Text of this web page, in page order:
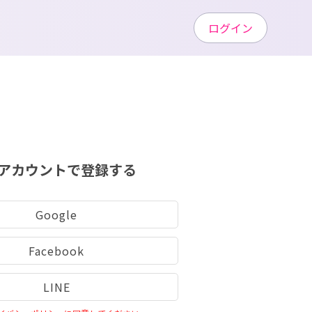
カウントで登録する
Google
Facebook
LINE
ログイン